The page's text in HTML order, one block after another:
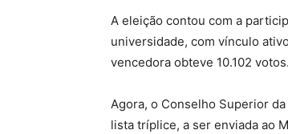
A eleição contou com a
universidade, com vínculo
vencedora obteve 10.102 votos.
Agora, o Conselho Superior
lista tríplice, a ser enviada ao